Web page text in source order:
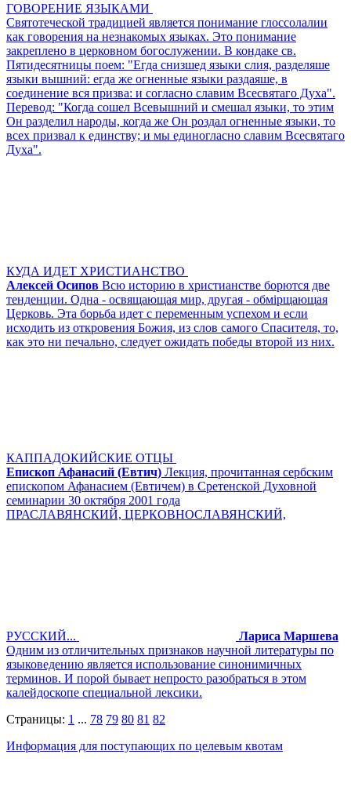
ГОВОРЕНИЕ ЯЗЫКАМИ
Святотеческой традицией является понимание глоссолалии
как говорения на незнакомых языках. Это понимание
закреплено в церковном богослужении. В кондаке св.
Пятидесятницы поем: "Егда снизшед языки слия, разделяше
языки вышний: егда же огненные языки раздаяше, в
соединение вся призва: и согласно славим Всесвятаго Духа".
Перевод: "Когда сошел Всевышний и смешал языки, то этим
Он разделил народы, когда же Он роздал огненные языки, то
всех призвал к единству; и мы единогласно славим Всесвятаго
Духа".
КУДА ИДЕТ ХРИСТИАНСТВО
Алексей Осипов Всю историю в христианстве борются две
тенденции. Одна - освящающая мир, другая - обмiрщающая
Церковь. Эта борьба идет с переменным успехом и если
исходить из откровения Божия, из слов самого Спасителя, то,
как это ни печально, следует ожидать победы второй из них.
КАППАДОКИЙСКИЕ ОТЦЫ
Епископ Афанасий (Евтич) Лекция, прочитанная сербским
епископом Афанасием (Евтичем) в Сретенской Духовной
семинарии 30 октября 2001 года
ПРАСЛАВЯНСКИЙ, ЦЕРКОВНОСЛАВЯНСКИЙ,
РУССКИЙ...
Лариса Маршева
Одним из отличительных признаков научной литературы по
языковедению является использование синонимичных
терминов. И порой бывает непросто разобраться в этом
калейдоскопе специальной лексики.
Страницы: 1 ... 78 79 80 81 82
Информация для поступающих по целевым квотам